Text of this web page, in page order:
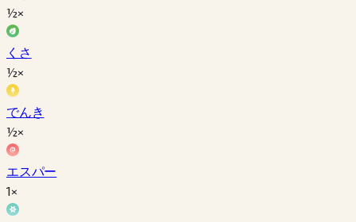
½×
くさ
½×
でんき
½×
エスパー
1×